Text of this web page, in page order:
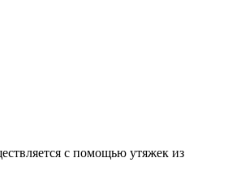
с помощью утяжек из